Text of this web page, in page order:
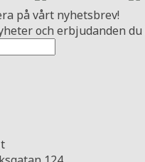
på vårt nyhetsbrev!
och erbjudanden